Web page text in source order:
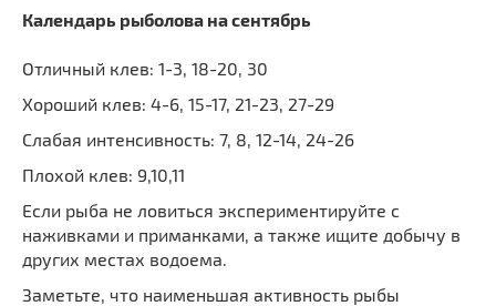
Календарь рыболова на сентябрь
Отличный клев: 1-3, 18-20, 30
Хороший клев: 4-6, 15-17, 21-23, 27-29
Слабая интенсивность: 7, 8, 12-14, 24-26
Плохой клев: 9,10,11
Если рыба не ловиться экспериментируйте с
наживками и приманками, а также ищите добычу в
других местах водоема.
Заметьте, что наименьшая активность рыбы